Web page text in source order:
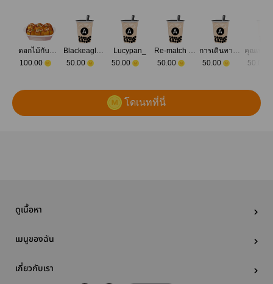
ดอกไม้กับแจกัน
100.00
Blackeagle_writer
50.00
Lucypan_
50.00
Re-match I รีแมทช์
50.00
การเดินทางของ one of
50.00
50.00
โดเนทที่นี่
ดูเนื้อหา
เมนูของฉัน
เกี่ยวกับเรา